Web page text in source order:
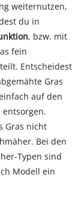
weiternutzen,
du in
, bzw. mit
fein
Entscheidest
Gras
auf den
Gras nicht
Bei den
Typen sind
Modell ein